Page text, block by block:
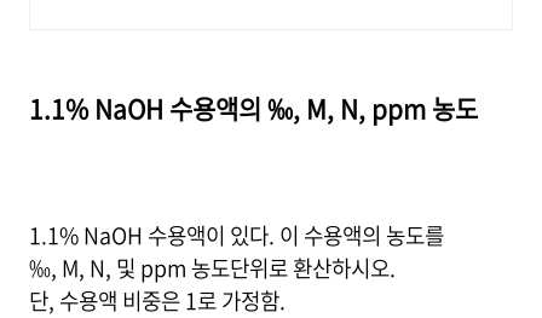
1.1% NaOH 수용액의 ‰, M, N, ppm 농도
1.1% NaOH 수용액이 있다. 이 수용액의 농도를
‰, M, N, 및 ppm 농도단위로 환산하시오.
단, 수용액 비중은 1로 가정함.